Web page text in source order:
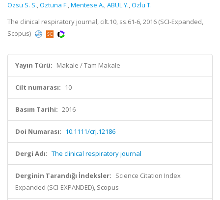
Ozsu S. S.,Oztuna F.,Mentese A.,ABUL Y.,Ozlu T.
The clinical respiratory journal, cilt.10, ss.61-6, 2016 (SCI-Expanded,
Scopus)
Yayın Türü: Makale / Tam Makale
Cilt numarası: 10
Basım Tarihi: 2016
Doi Numarası: 10.1111/crj.12186
Dergi Adı: The clinical respiratory journal
Derginin Tarandığı İndeksler: Science Citation Index
Expanded (SCI-EXPANDED), Scopus